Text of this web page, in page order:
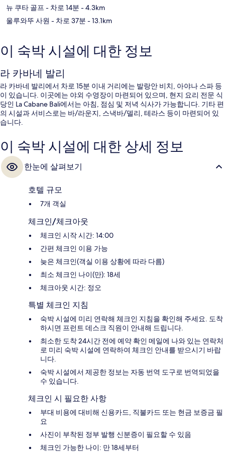
뉴 쿠타 골프 - 차로 14분 - 4.3km
울루와뚜 사원 - 차로 37분 - 13.1km
이 숙박 시설에 대한 정보
라 카바네 발리
라 카바네 발리에서 차로 15분 이내 거리에는 발랑안 비치, 아야나 스파 등
이 있습니다. 이곳에는 야외 수영장이 마련되어 있으며, 현지 요리 전문 식
당인 La Cabane Bali에서는 아침, 점심 및 저녁 식사가 가능합니다. 기타 편
의 시설과 서비스로는 바/라운지, 스낵바/델리, 테라스 등이 마련되어 있
습니다.
이 숙박 시설에 대한 상세 정보
한눈에 살펴보기
호텔 규모
7개 객실
체크인/체크아웃
체크인 시작 시간: 14:00
간편 체크인 이용 가능
늦은 체크인(객실 이용 상황에 따라 다름)
최소 체크인 나이(만): 18세
체크아웃 시간: 정오
특별 체크인 지침
숙박 시설에 미리 연락해 체크인 지침을 확인해 주세요. 도착
하시면 프런트 데스크 직원이 안내해 드립니다.
최소한 도착 24시간 전에 예약 확인 메일에 나와 있는 연락처
로 미리 숙박 시설에 연락하여 체크인 안내를 받으시기 바랍
니다.
숙박 시설에서 제공한 정보는 자동 번역 도구로 번역되었을
수 있습니다.
체크인 시 필요한 사항
부대 비용에 대비해 신용카드, 직불카드 또는 현금 보증금 필
요
사진이 부착된 정부 발행 신분증이 필요할 수 있음
체크인 가능한 나이: 만 18세부터